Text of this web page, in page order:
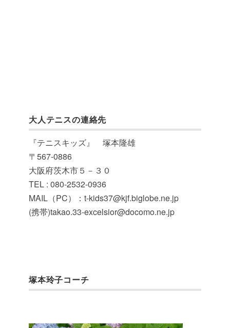
大人テニスの連絡先
『テニスキッズ』 塚本隆雄
〒567-0886
大阪府茨木市５－３０
TEL : 080-2532-0936
MAIL（PC）：t-kids37@kjf.biglobe.ne.jp
(携帯)takao.33-excelsior@docomo.ne.jp
塚本玲子コーチ